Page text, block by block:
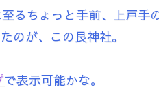
るちょっと手前、上戸手
のが、この艮神社。
で表示可能かな。